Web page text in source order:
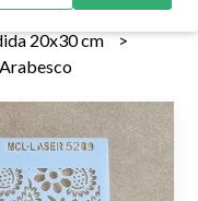
20x30 cm